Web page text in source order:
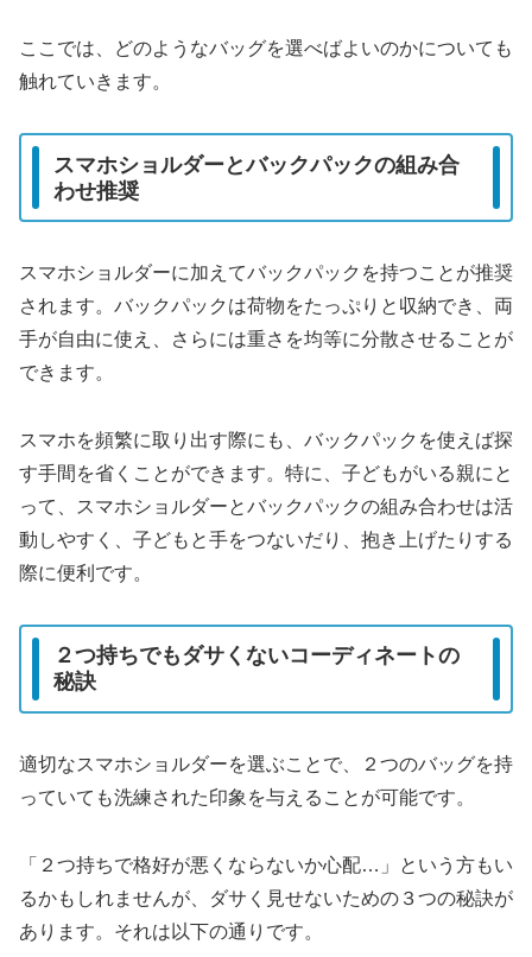
ここでは、どのようなバッグを選べばよいのかについても
触れていきます。
スマホショルダーとバックパックの組み合
わせ推奨
スマホショルダーに加えてバックパックを持つことが推奨
されます。バックパックは荷物をたっぷりと収納でき、両
手が自由に使え、さらには重さを均等に分散させることが
できます。
スマホを頻繁に取り出す際にも、バックパックを使えば探
す手間を省くことができます。特に、子どもがいる親にと
って、スマホショルダーとバックパックの組み合わせは活
動しやすく、子どもと手をつないだり、抱き上げたりする
際に便利です。
２つ持ちでもダサくないコーディネートの
秘訣
適切なスマホショルダーを選ぶことで、２つのバッグを持
っていても洗練された印象を与えることが可能です。
「２つ持ちで格好が悪くならないか心配…」という方もい
るかもしれませんが、ダサく見せないための３つの秘訣が
あります。それは以下の通りです。